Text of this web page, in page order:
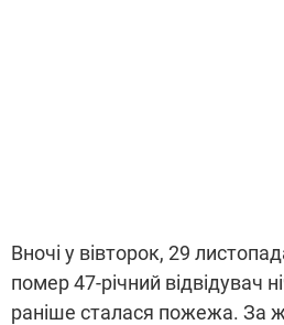
Вночі у вівторок, 29
помер 47-річний відвідувач
раніше сталася пожежа. За